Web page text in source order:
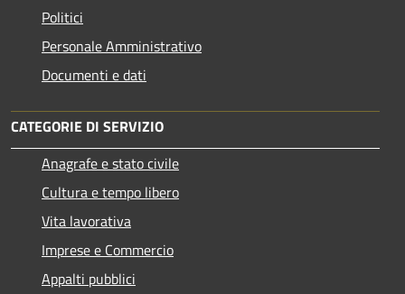
Politici
Personale Amministrativo
Documenti e dati
CATEGORIE DI SERVIZIO
Anagrafe e stato civile
Cultura e tempo libero
Vita lavorativa
Imprese e Commercio
Appalti pubblici